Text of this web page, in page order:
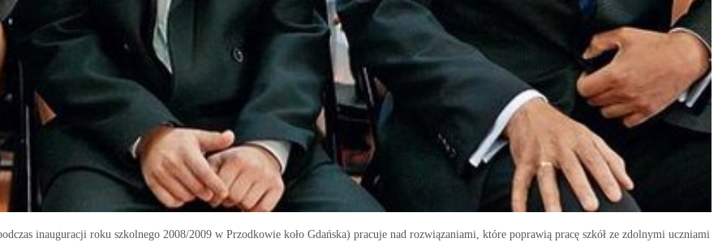
inauguracji roku szkolnego 2008/2009 w Przodkowie koło Gdańska) pracuje nad rozwiązaniami, które poprawią pracę szkół ze zdolnymi uczniami